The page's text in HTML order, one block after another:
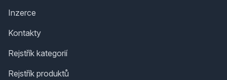
Inzerce
Kontakty
Rejstřík kategorií
Rejstřík produktů